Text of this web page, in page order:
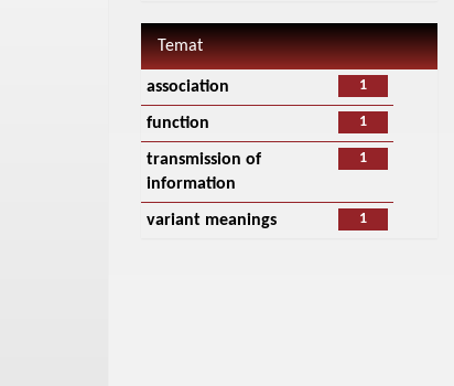
Temat
1
association
1
function
1
transmission of
information
1
variant meanings